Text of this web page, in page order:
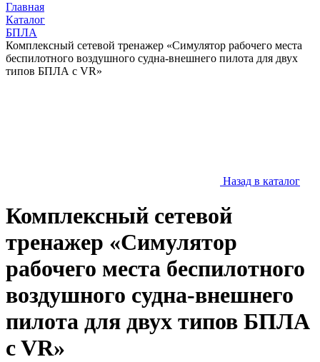
Главная
Каталог
БПЛА
Комплексный сетевой тренажер «Симулятор рабочего места
беспилотного воздушного судна-внешнего пилота для двух
типов БПЛА c VR»
Назад в каталог
Комплексный сетевой
тренажер «Симулятор
рабочего места беспилотного
воздушного судна-внешнего
пилота для двух типов БПЛА
c VR»